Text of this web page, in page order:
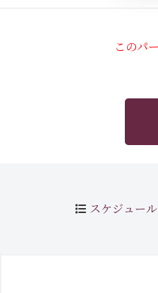
このパ
スケジュール